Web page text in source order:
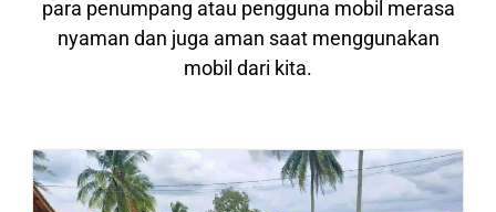
para penumpang atau pengguna mobil merasa
nyaman dan juga aman saat menggunakan
mobil dari kita.